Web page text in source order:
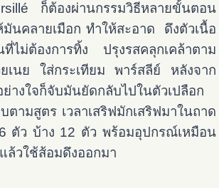
ก็ต้องผ่านกรรมวิธีหลายขั้นตอน
มันคลายเมือก ทำให้สะอาด ดึงตัวเนื้อ
ที่ไม่ต้องการทิ้ง ปรุงรสคลุกเคล้าตาม
นย ใส่กระเทียม พาร์สลีย์ หลังจาก
างใจก็จับมันยัดกลับไปในตัวเปลือก
ตามสูตร เวลาเสริฟมักเสริฟมาในถาด
ตัว บ้าง 12 ตัว พร้อมอุปกรณ์เหมือน
ล้วใช้ส้อมดึงออกมา